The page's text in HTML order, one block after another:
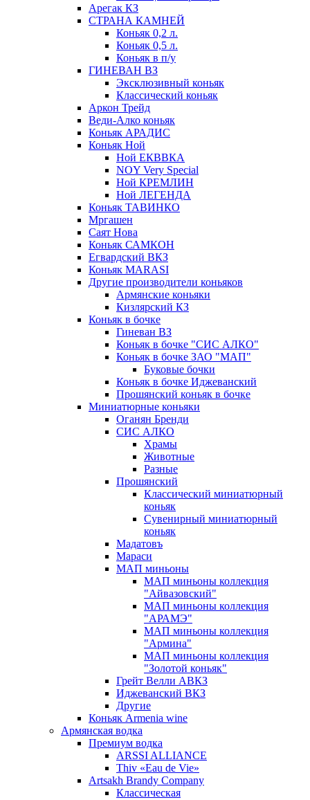
Арегак КЗ
СТРАНА КАМНЕЙ
Коньяк 0,2 л.
Коньяк 0,5 л.
Коньяк в п/у
ГИНЕВАН ВЗ
Эксклюзивный коньяк
Классический коньяк
Аркон Трейд
Веди-Алко коньяк
Коньяк АРАДИС
Коньяк Ной
Ной ЕКВВКА
NOY Very Special
Ной КРЕМЛИН
Ной ЛЕГЕНДА
Коньяк ТАВИНКО
Мргашен
Саят Нова
Коньяк САМКОН
Егвардский ВКЗ
Коньяк MARASI
Другие производители коньяков
Армянские коньяки
Кизлярский КЗ
Коньяк в бочке
Гиневан ВЗ
Коньяк в бочке "СИС АЛКО"
Коньяк в бочке ЗАО "МАП"
Буковые бочки
Коньяк в бочке Иджеванский
Прошянский коньяк в бочке
Миниатюрные коньяки
Оганян Бренди
СИС АЛКО
Храмы
Животные
Разные
Прошянский
Классический миниатюрный
коньяк
Сувенирный миниатюрный
коньяк
Мадатовъ
Мараси
МАП миньоны
МАП миньоны коллекция
"Айвазовский"
МАП миньоны коллекция
"АРАМЭ"
МАП миньоны коллекция
"Армина"
МАП миньоны коллекция
"Золотой коньяк"
Грейт Велли АВКЗ
Иджеванский ВКЗ
Другие
Коньяк Armenia wine
Армянская водка
Премиум водка
ARSSI ALLIANCE
Thiv «Eau de Vie»
Artsakh Brandy Company
Классическая